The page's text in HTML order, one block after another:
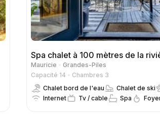
Spa chalet à 100 mètres de la
Mauricie
Grandes-Piles
Capacité 14
Chambres 3
Chalet bord de l'eau
Chalet de ski
Internet
Tv / cable Spa